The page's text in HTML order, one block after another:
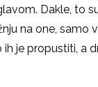
Dakle, to
na one, samo
je propustiti, a